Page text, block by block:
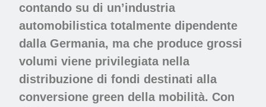
contando su di un’industria
automobilistica totalmente dipendente
dalla Germania, ma che produce grossi
volumi viene privilegiata nella
distribuzione di fondi destinati alla
conversione green della mobilità. Con